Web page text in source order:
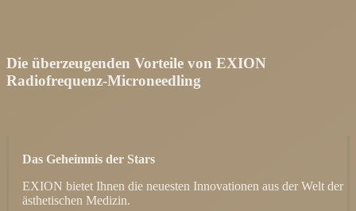
Die überzeugenden Vorteile von EXION
Radiofrequenz-Microneedling
Das Geheimnis der Stars
EXION bietet Ihnen die neuesten Innovationen aus der Welt der
ästhetischen Medizin.